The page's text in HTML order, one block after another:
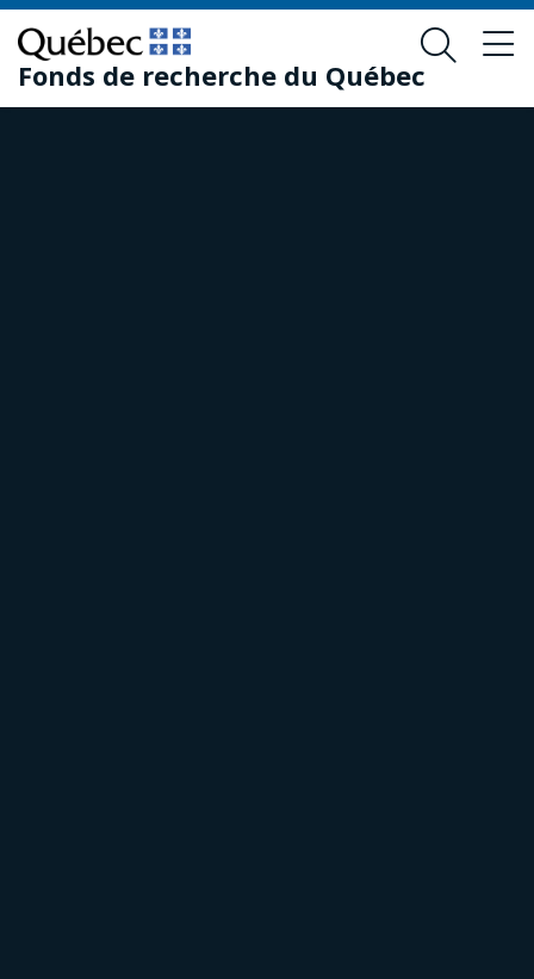
Passer
au
contenu
principal
Passer
au
pied
de
Fonds de recherche du Québec